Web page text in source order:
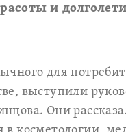
и
для
выступили
Они